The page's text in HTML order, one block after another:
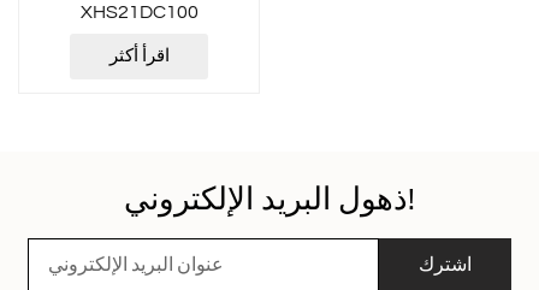
XHS21DC100
اقرأ أكثر
ذهول البريد الإلكتروني!
اشترك